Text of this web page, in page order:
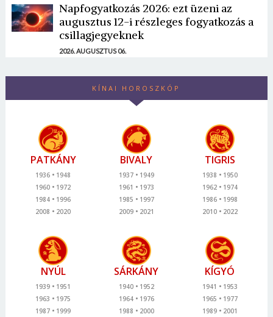
Napfogyatkozás 2026: ezt üzeni az
augusztus 12-i részleges fogyatkozás a
csillagjegyeknek
2026. AUGUSZTUS 06.
KÍNAI HOROSZKÓP
PATKÁNY
1936
1948
1960
1972
1984
1996
2008
2020
BIVALY
1937
1949
1961
1973
1985
1997
2009
2021
TIGRIS
1938
1950
1962
1974
1986
1998
2010
2022
NYÚL
1939
1951
1963
1975
1987
1999
SÁRKÁNY
1940
1952
1964
1976
1988
2000
KÍGYÓ
1941
1953
1965
1977
1989
2001